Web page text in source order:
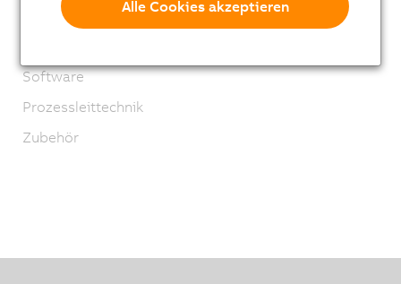
Netzwerke und Feldbus Module
Software
Prozessleittechnik
Zubehör
Alle Cookies akzeptieren